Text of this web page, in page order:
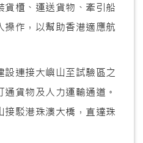
貨櫃、運送貨物、牽引船
操作，以幫助香港適應航
設連接大嶼山至試驗區之
貨物及人力運輸通道。
接駁港珠澳大橋，直達珠